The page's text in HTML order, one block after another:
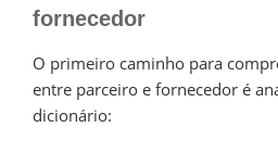
fornecedor
O primeiro caminho para
entre parceiro e fornecedor é
dicionário: